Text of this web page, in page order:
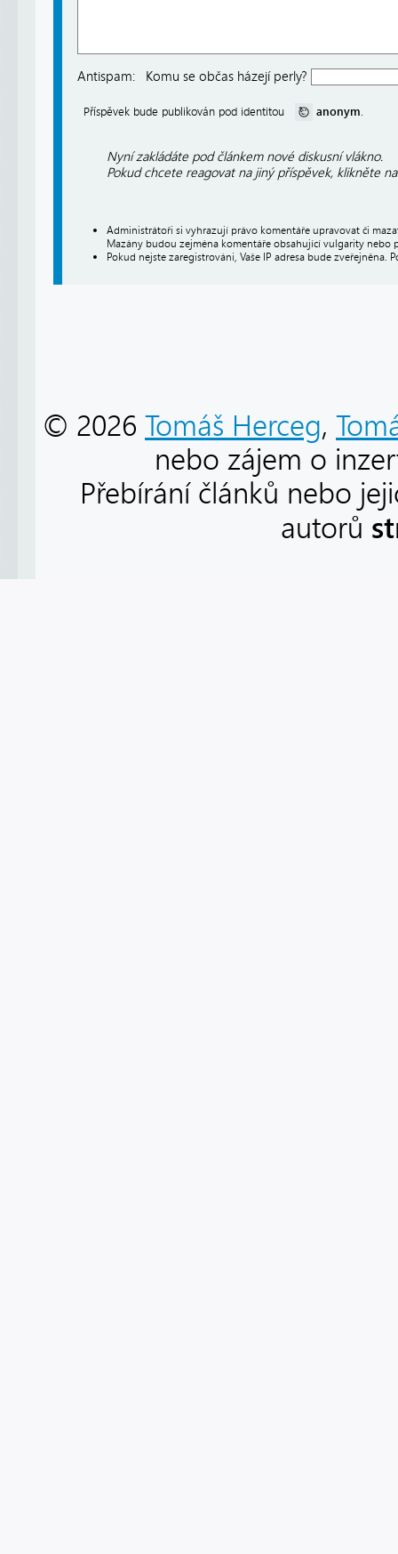
Antispam: Komu se občas házejí perly?
Příspěvek bude publikován pod identitou anonym.
Nyní zakládáte pod článkem nové diskusní vlákno.
Pokud chcete reagovat na jiný příspěvek, klikněte
Administrátoři si vyhrazují právo komentáře upravovat či
Mazány budou zejména komentáře obsahující vulgarity nebo
Pokud nejste zaregistrováni, Vaše IP adresa bude
© 2026 Tomáš Herceg,
nebo zájem o
Přebírání článků nebo
autorů